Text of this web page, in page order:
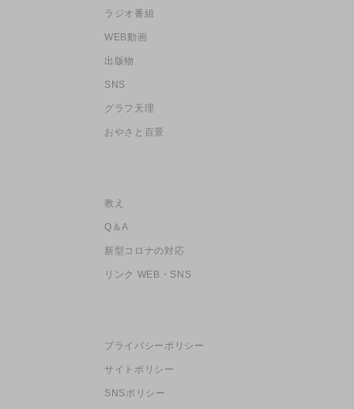
ラジオ番組
WEB動画
出版物
SNS
グラフ天理
おやさと百景
教え
Q＆A
新型コロナの対応
リンク WEB・SNS
プライバシーポリシー
サイトポリシー
SNSポリシー